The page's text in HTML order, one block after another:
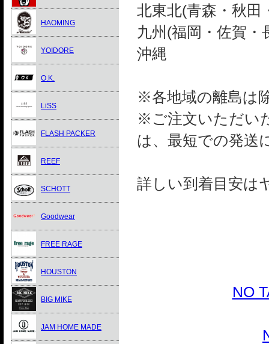
北東北(青森・秋田
九州(福岡・佐賀・
沖縄
※各地域の離島は
※ご注文いただい
は、最短での発送
詳しい到着目安は
NO
HAOMING
YOIDORE
O.K.
LiSS
FLASH PACKER
REEF
SCHOTT
Goodwear
FREE RAGE
HOUSTON
BIG MIKE
JAM HOME MADE